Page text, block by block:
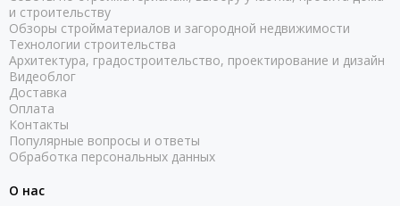
и строительству
Обзоры стройматериалов и загородной недвижимости
Технологии строительства
Архитектура, градостроительство, проектирование и дизайн
Видеоблог
Доставка
Оплата
Контакты
Популярные вопросы и ответы
Обработка персональных данных
О нас